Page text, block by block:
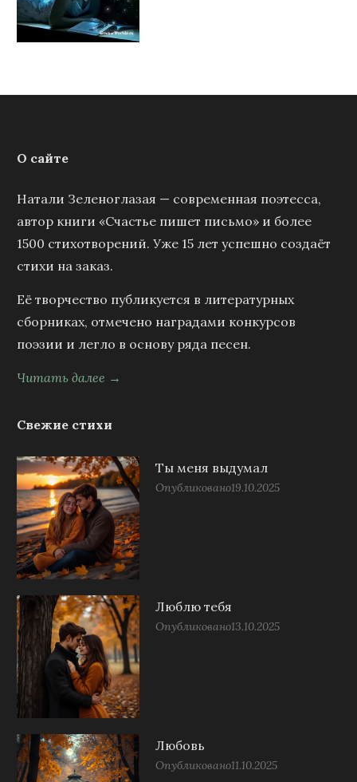
О сайте
Натали Зеленоглазая — современная поэтесса,
автор книги «Счастье пишет письмо» и более
1500 стихотворений. Уже 15 лет успешно создаёт
стихи на заказ.
Её творчество публикуется в литературных
сборниках, отмечено наградами конкурсов
поэзии и легло в основу ряда песен.
Читать далее →
Свежие стихи
Ты меня выдумал
Опубликовано19.10.2025
Люблю тебя
Опубликовано13.10.2025
Любовь
Опубликовано11.10.2025